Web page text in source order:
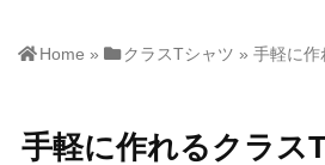
Home » クラスTシャツ »手軽に作
手軽に作れるクラス